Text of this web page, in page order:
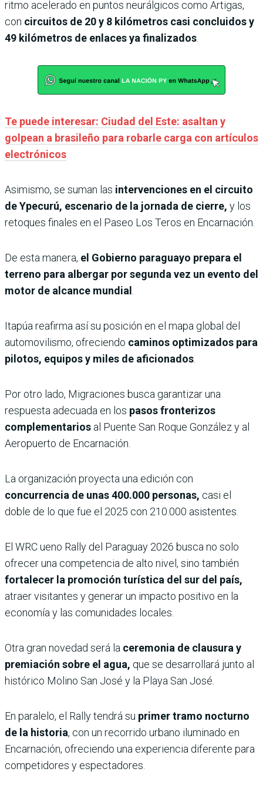
ritmo acelerado en puntos neurálgicos como Artigas,
con circuitos de 20 y 8 kilómetros casi concluidos y
49 kilómetros de enlaces ya finalizados
Te puede interesar: Ciudad del Este: asaltan y
golpean a brasileño para robarle carga con artículos
electrónicos
Asimismo, se suman las intervenciones en el circuito
de Ypecurú, escenario de la jornada de cierre, y los
retoques finales en el Paseo Los Teros en Encarnación.
De esta manera, el Gobierno paraguayo prepara el
terreno para albergar por segunda vez un evento del
motor de alcance mundial
Itapúa reafirma así su posición en el mapa global del
automovilismo, ofreciendo caminos optimizados para
pilotos, equipos y miles de aficionados
Por otro lado, Migraciones busca garantizar una
respuesta adecuada en los pasos fronterizos
complementarios al Puente San Roque González y al
Aeropuerto de Encarnación.
La organización proyecta una edición con
concurrencia de unas 400.000 personas, casi el
doble de lo que fue el 2025 con 210.000 asistentes.
El WRC ueno Rally del Paraguay 2026 busca no solo
ofrecer una competencia de alto nivel, sino también
fortalecer la promoción turística del sur del país,
atraer visitantes y generar un impacto positivo en la
economía y las comunidades locales.
Otra gran novedad será la ceremonia de clausura y
premiación sobre el agua, que se desarrollará junto al
histórico Molino San José y la Playa San José.
En paralelo, el Rally tendrá su primer tramo nocturno
de la historia, con un recorrido urbano iluminado en
Encarnación, ofreciendo una experiencia diferente para
competidores y espectadores.